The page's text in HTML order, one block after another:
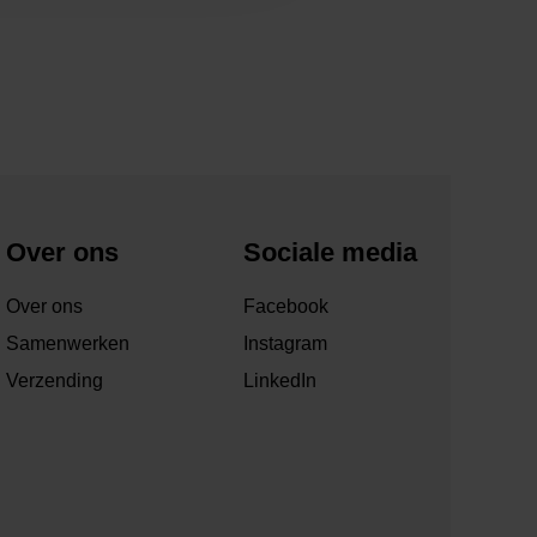
Over ons
Over ons
Samenwerken
Verzending
Sociale media
Facebook
Instagram
LinkedIn